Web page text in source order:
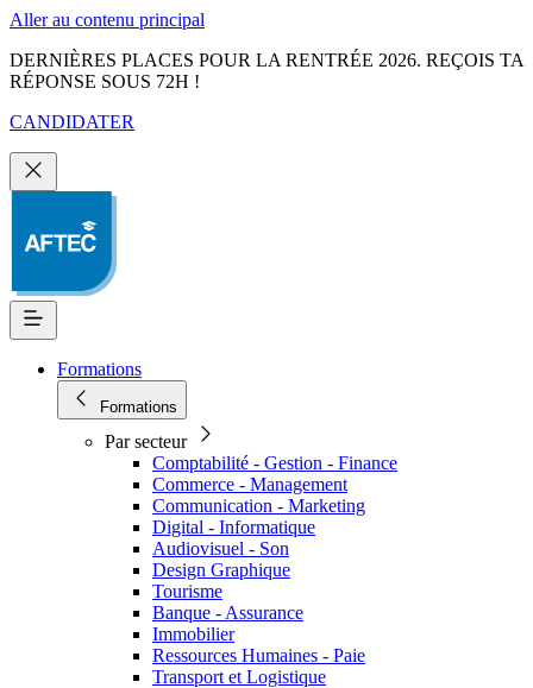
Aller au contenu principal
DERNIÈRES PLACES POUR LA RENTRÉE 2026. REÇOIS TA
RÉPONSE SOUS 72H !
CANDIDATER
Formations
Formations
Par secteur
Comptabilité - Gestion - Finance
Commerce - Management
Communication - Marketing
Digital - Informatique
Audiovisuel - Son
Design Graphique
Tourisme
Banque - Assurance
Immobilier
Ressources Humaines - Paie
Transport et Logistique